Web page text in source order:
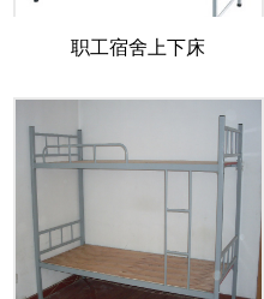
职工宿舍上下床